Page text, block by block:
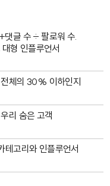
댓글 수 ÷ 팔로워 수.
형 인플루언서
체의 30% 이하인지
리 숨은 고객
테고리와 인플루언서